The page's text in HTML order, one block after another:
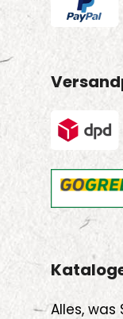
Alles, was